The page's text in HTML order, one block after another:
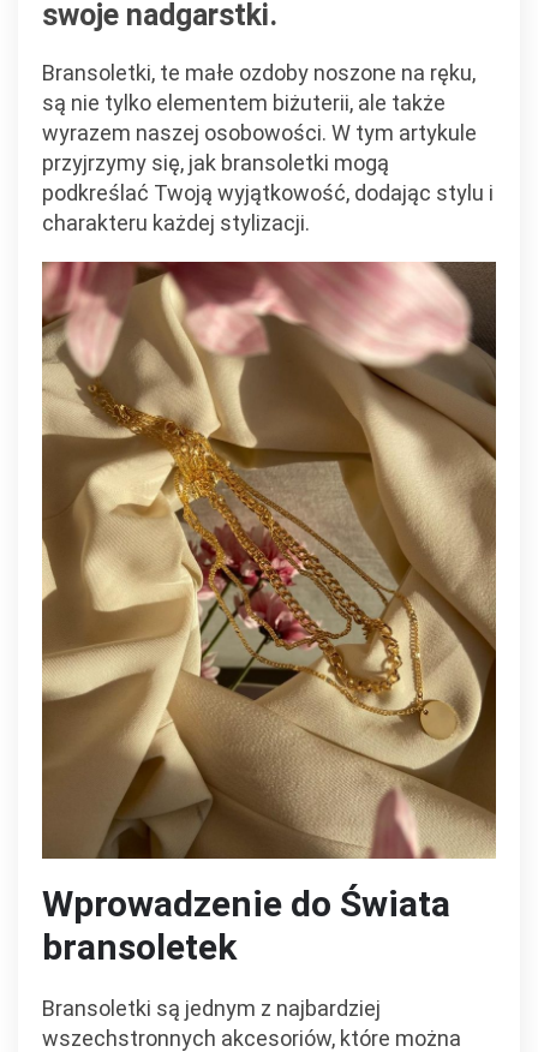
swoje nadgarstki.
Bransoletki, te małe ozdoby noszone na ręku,
są nie tylko elementem biżuterii, ale także
wyrazem naszej osobowości. W tym artykule
przyjrzymy się, jak bransoletki mogą
podkreślać Twoją wyjątkowość, dodając stylu i
charakteru każdej stylizacji.
Wprowadzenie do Świata
bransoletek
Bransoletki są jednym z najbardziej
wszechstronnych akcesoriów, które można